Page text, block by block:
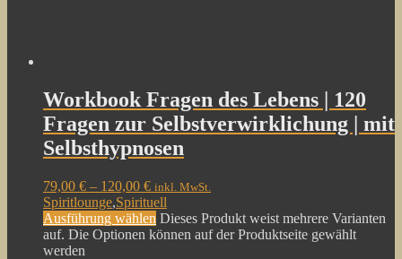
Workbook Fragen des Lebens | 120
Fragen zur Selbstverwirklichung | mit
Selbsthypnosen
79,00 € – 120,00 € inkl. MwSt.
Spiritlounge,Spirituell
Ausführung wählen Dieses Produkt weist mehrere Varianten
auf. Die Optionen können auf der Produktseite gewählt
werden